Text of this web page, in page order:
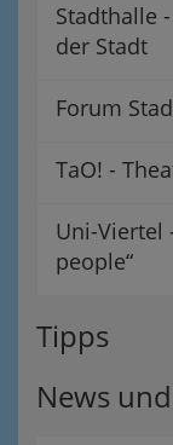
Stadthalle
der Stadt
Forum
TaO! -
Uni-Viertel
people“
Tipps
News